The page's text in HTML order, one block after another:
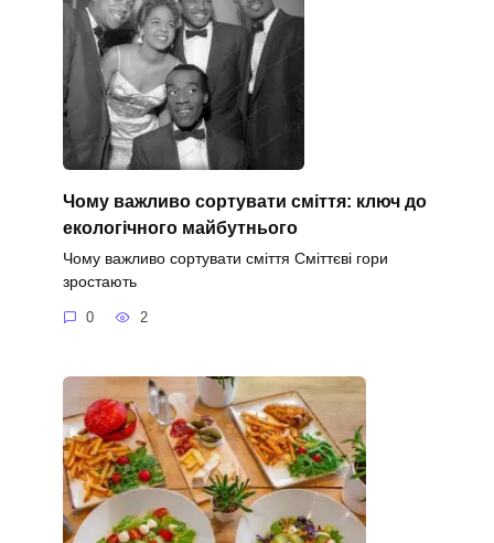
Чому важливо сортувати сміття: ключ до
екологічного майбутнього
Чому важливо сортувати сміття Сміттєві гори
зростають
0 2